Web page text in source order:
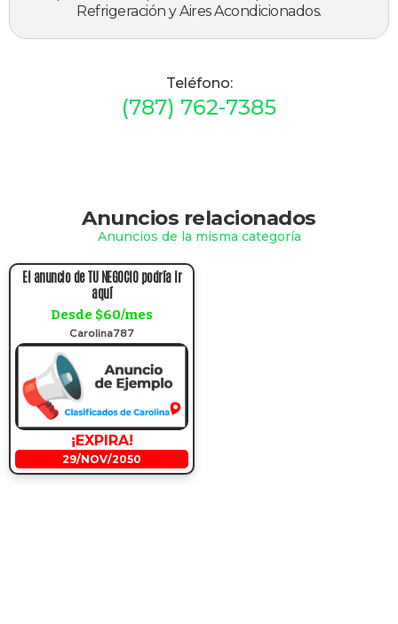
Refrigeración y Aires Acondicionados.
Teléfono:
(787) 762-7385
Anuncios relacionados
Anuncios de la misma categoría
El anuncio de TU NEGOCIO podría ir
aquí
Desde $60/mes
Carolina787
¡EXPIRA!
29/NOV/2050